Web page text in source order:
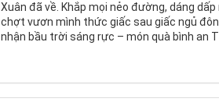
Xuân đã về. Khắp mọi nẻo đường, dáng
chợt vươn mình thức giấc sau giấc ngủ
nhận bầu trời sáng rực – món quà bình an